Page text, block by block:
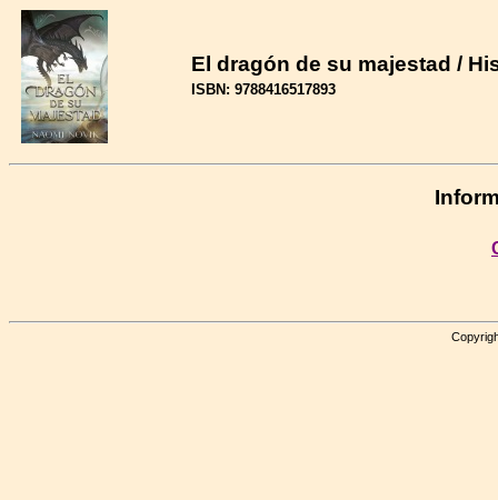
El dragón de su majestad /
ISBN: 9788416517893